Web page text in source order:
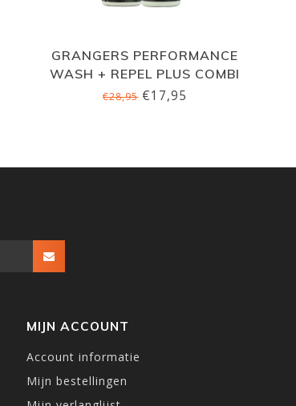
GRANGERS PERFORMANCE
WASH + REPEL PLUS COMBI
€28,95€17,95
MIJN ACCOUNT
Account informatie
Mijn bestellingen